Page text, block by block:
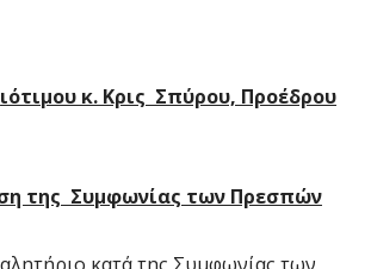
κ. Κρις Σπύρου, Προέδρου
της Συμφωνίας των Πρεσπών